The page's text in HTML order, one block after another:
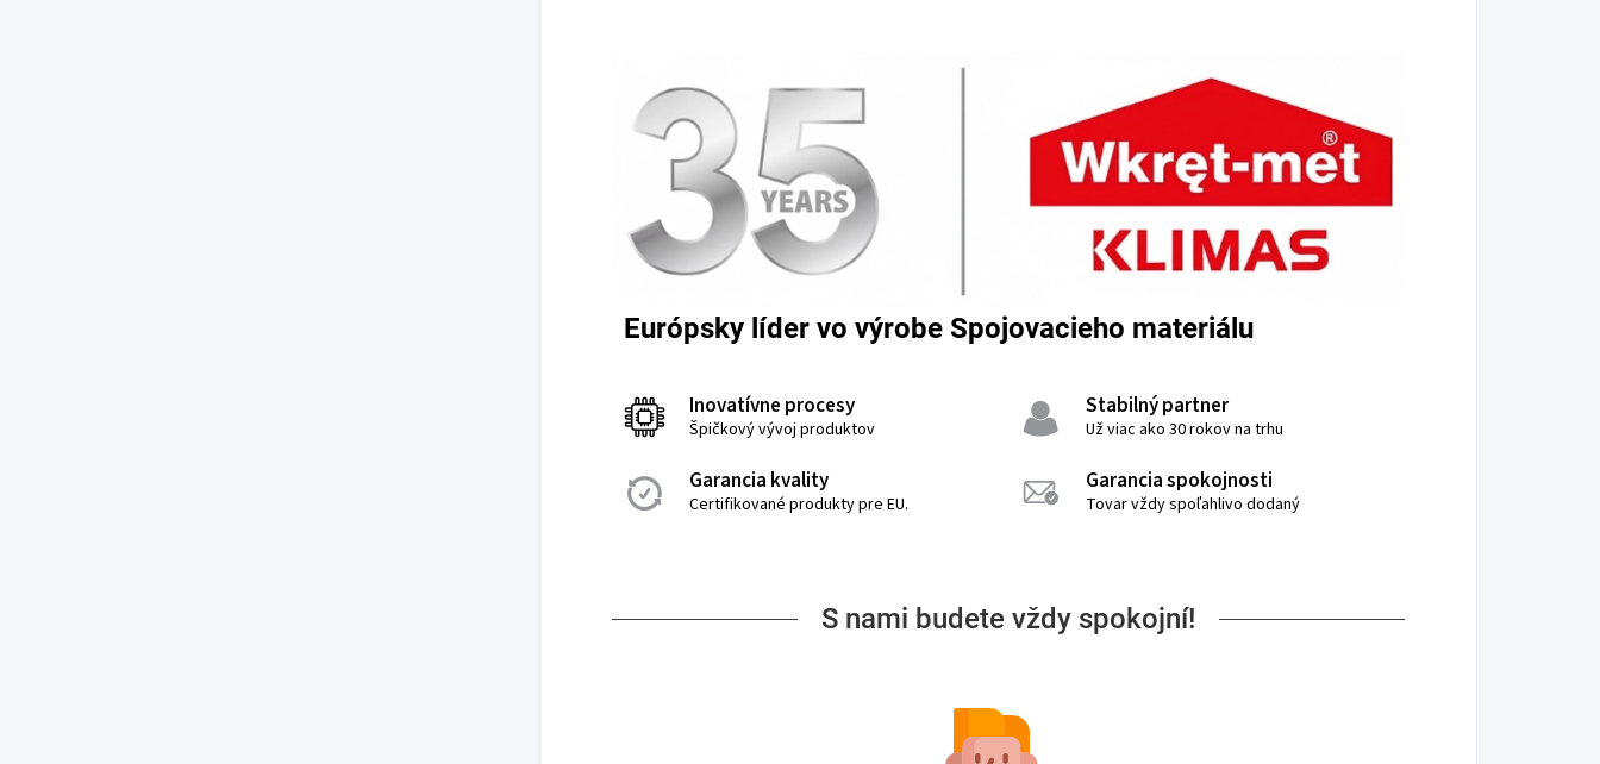
Európsky líder vo výrobe Spojovacieho materiálu
Inovatívne procesy
Špičkový vývoj produktov
Stabilný partner
Už viac ako 30 rokov na trhu
Garancia kvality
Certifikované produkty pre EU.
Garancia spokojnosti
Tovar vždy spoľahlivo dodaný
S nami budete vždy spokojní!